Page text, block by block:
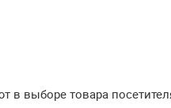
выборе товара